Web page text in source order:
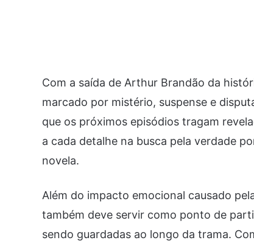
Com a saída de Arthur Brandão da
marcado por mistério, suspense e
que os próximos episódios tragam
a cada detalhe na busca pela verdade
novela.
Além do impacto emocional causado
também deve servir como ponto de
sendo guardadas ao longo da trama.